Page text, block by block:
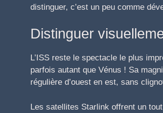
distinguer, c’est un peu comme
Distinguer
L’ISS reste le spectacle le plus
parfois autant que Vénus ! Sa
régulière d’ouest en est, sans
Les satellites Starlink offrent un